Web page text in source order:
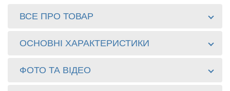
ВСЕ ПРО ТОВАР
ОСНОВНІ ХАРАКТЕРИСТИКИ
ФОТО ТА ВІДЕО